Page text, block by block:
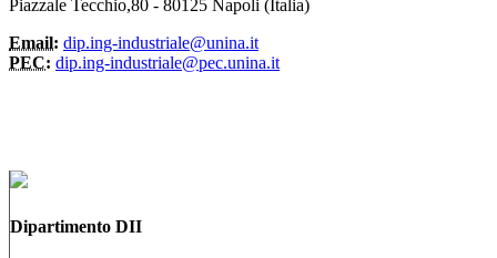
Piazzale Tecchio,80 - 80125 Napoli (Italia)
Email: dip.ing-industriale@unina.it
PEC: dip.ing-industriale@pec.unina.it
Dipartimento DII